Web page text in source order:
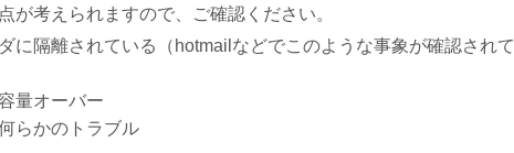
が考えられますので、ご確認ください。
に隔離されている（hotmailなどでこのような事象が確認されて
量オーバー
らかのトラブル